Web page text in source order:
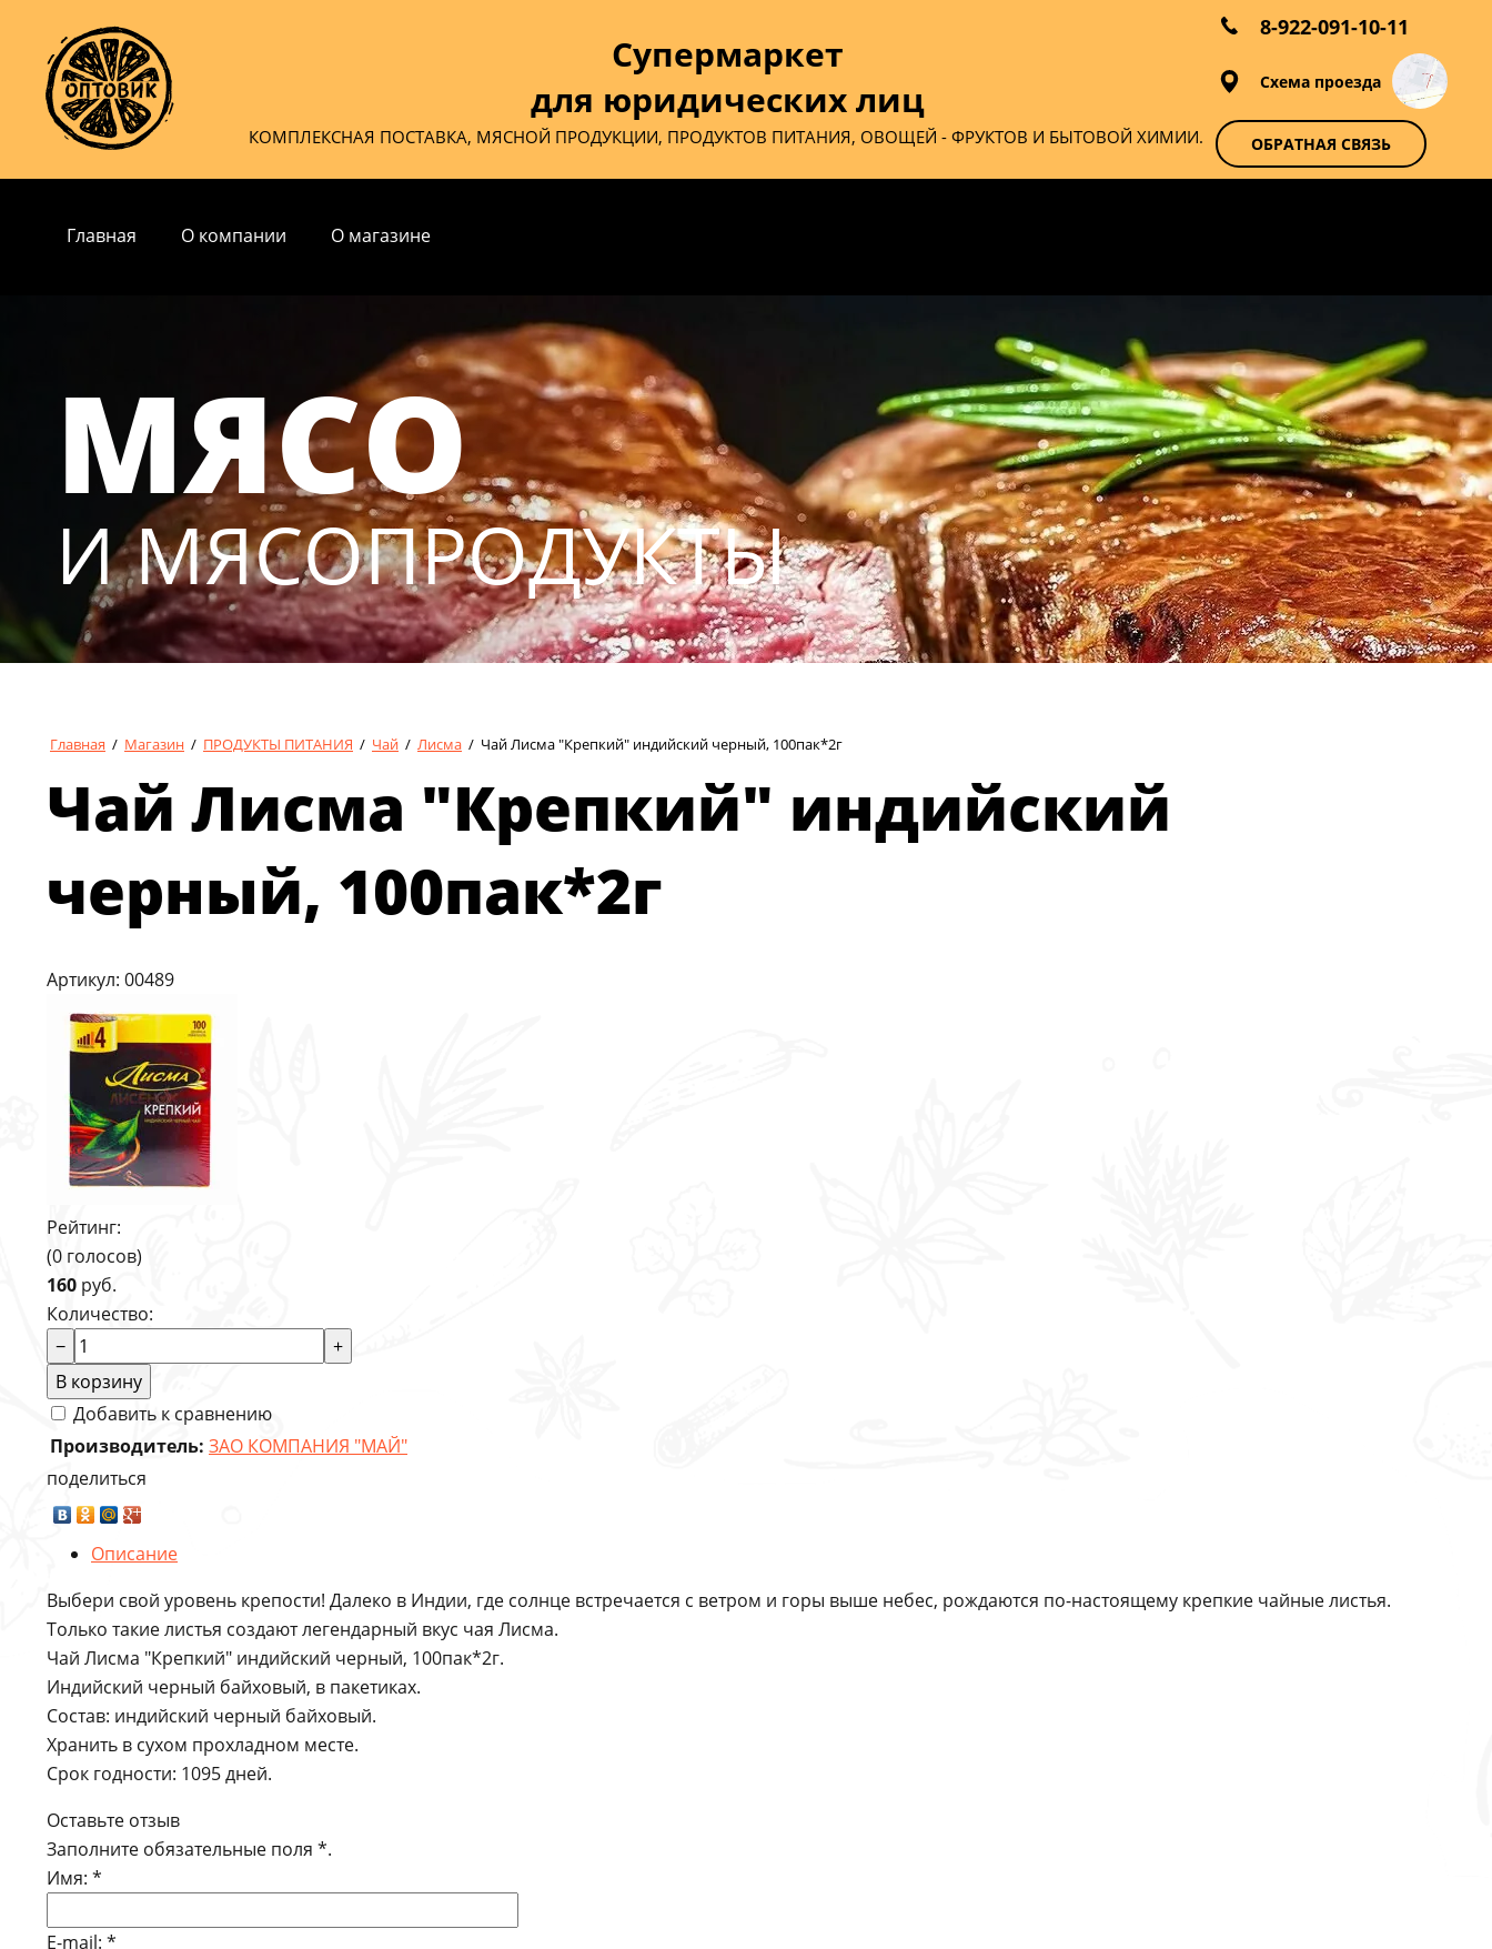
Супермаркет
для юридических лиц
КОМПЛЕКСНАЯ ПОСТАВКА, МЯСНОЙ ПРОДУКЦИИ, ПРОДУКТОВ ПИТАНИЯ, ОВОЩЕЙ - ФРУКТОВ И БЫТОВОЙ ХИМИИ.
8-922-091-10-11
Схема проезда
ОБРАТНАЯ СВЯЗЬ
Главная О компании О магазине
МЯСО
И МЯСОПРОДУКТЫ
Главная / Магазин / ПРОДУКТЫ ПИТАНИЯ / Чай / Лисма / Чай Лисма "Крепкий" индийский черный, 100пак*2г
Чай Лисма "Крепкий" индийский
черный, 100пак*2г
Артикул: 00489
Рейтинг:
(0 голосов)
160 руб.
Количество:
−
+
В корзину
Добавить к сравнению
Производитель: ЗАО КОМПАНИЯ "МАЙ"
поделиться
Описание
Выбери свой уровень крепости! Далеко в Индии, где солнце встречается с ветром и горы выше небес, рождаются по-настоящему крепкие чайные листья.
Только такие листья создают легендарный вкус чая Лисма.
Чай Лисма "Крепкий" индийский черный, 100пак*2г.
Индийский черный байховый, в пакетиках.
Состав: индийский черный байховый.
Хранить в сухом прохладном месте.
Срок годности: 1095 дней.
Оставьте отзыв
Заполните обязательные поля *.
Имя: *
E-mail: *